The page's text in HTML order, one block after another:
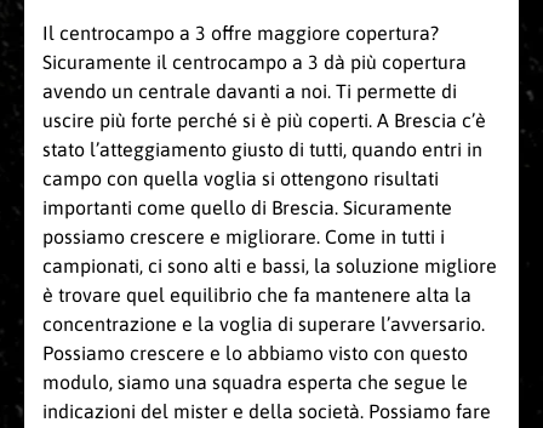
Il centrocampo a 3 offre maggiore copertura?
Sicuramente il centrocampo a 3 dà più copertura
avendo un centrale davanti a noi. Ti permette di
uscire più forte perché si è più coperti. A Brescia c’è
stato l’atteggiamento giusto di tutti, quando entri in
campo con quella voglia si ottengono risultati
importanti come quello di Brescia. Sicuramente
possiamo crescere e migliorare. Come in tutti i
campionati, ci sono alti e bassi, la soluzione migliore
è trovare quel equilibrio che fa mantenere alta la
concentrazione e la voglia di superare l’avversario.
Possiamo crescere e lo abbiamo visto con questo
modulo, siamo una squadra esperta che segue le
indicazioni del mister e della società. Possiamo fare